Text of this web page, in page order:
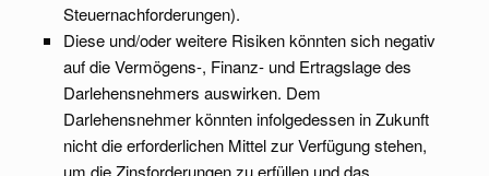
Steuernachforderungen).
Diese und/oder weitere Risiken könnten sich negativ
auf die Vermögens-, Finanz- und Ertragslage des
Darlehensnehmers auswirken. Dem
Darlehensnehmer könnten infolgedessen in Zukunft
nicht die erforderlichen Mittel zur Verfügung stehen,
um die Zinsforderungen zu erfüllen und das